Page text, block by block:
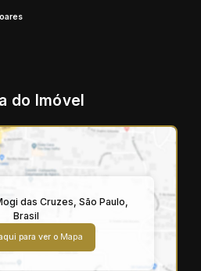
do Imóvel
das Cruzes, São Paulo,
Brasil
para ver o Mapa